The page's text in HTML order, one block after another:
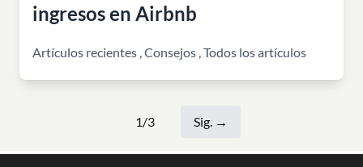
ingresos en Airbnb
Artículos recientes ,Consejos ,Todos los artículos
1/3 Sig. →